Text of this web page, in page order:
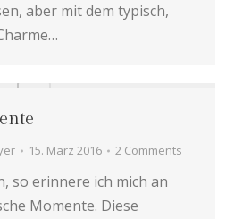
aber mit dem typisch,
15. März 2016 2 Comments
so erinnere ich mich an
Momente. Diese